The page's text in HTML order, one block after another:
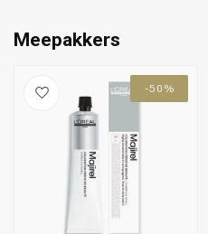
Meepakkers
-50%